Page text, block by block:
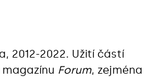
2012-2022. Užití částí
Forum, zejména